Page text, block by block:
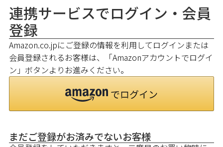
サイズから探す
レーベルから探す
連携サービスでログイン・会員
登録
Amazon.co.jpにご登録の情報を利用してログインまたは
会員登録されるお客様は、「Amazonアカウントでログイ
ン」ボタンよりお進みください。
まだご登録がお済みでないお客様